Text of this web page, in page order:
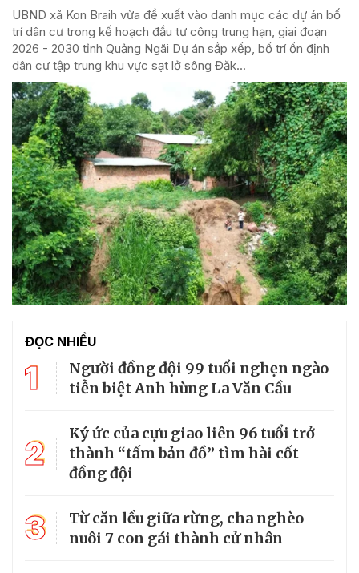
UBND xã Kon Braih vừa đề xuất vào danh mục các dự án bố
trí dân cư trong kế hoạch đầu tư công trung hạn, giai đoạn
2026 - 2030 tỉnh Quảng Ngãi Dự án sắp xếp, bố trí ổn định
dân cư tập trung khu vực sạt lở sông Đăk...
ĐỌC NHIỀU
1
Người đồng đội 99 tuổi nghẹn ngào
tiễn biệt Anh hùng La Văn Cầu
2
Ký ức của cựu giao liên 96 tuổi trở
thành “tấm bản đồ” tìm hài cốt
đồng đội
3
Từ căn lều giữa rừng, cha nghèo
nuôi 7 con gái thành cử nhân